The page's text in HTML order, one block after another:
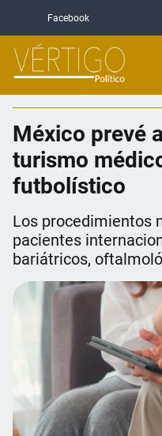
Facebook
México prevé
turismo
futbolístico
Los procedimientos
pacientes
bariátricos,